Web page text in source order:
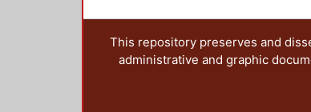
This repository preserves and
administrative and graphic